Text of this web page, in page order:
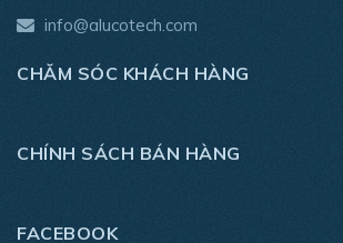
info@alucotech.com
CHĂM SÓC KHÁCH HÀNG
CHÍNH SÁCH BÁN HÀNG
FACEBOOK